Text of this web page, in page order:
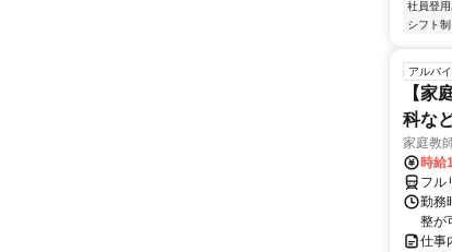
社員登用
シフト制
アルバ
【家
科な
家庭教
時給
フル
勤務
整が
仕事